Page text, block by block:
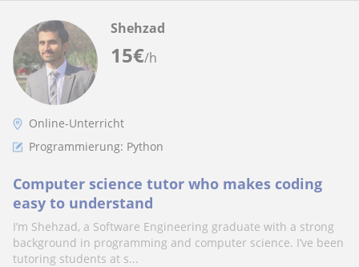
15€/h
Shehzad
Online-Unterricht
Programmierung: Python
Computer science tutor who makes coding
easy to understand
I’m Shehzad, a Software Engineering graduate with a strong
background in programming and computer science. I’ve been
tutoring students at s...